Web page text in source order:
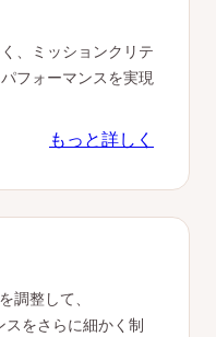
、ミッションクリテ
フォーマンスを実現
もっと詳しく
調整して、
をさらに細かく制